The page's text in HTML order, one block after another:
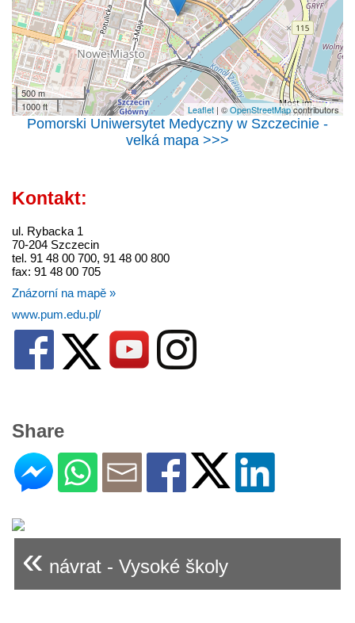
500 m
1000 ft
Leaflet | ©OpenStreetMapcontributors
Pomorski Uniwersytet Medyczny w Szczecinie -
velká mapa >>>
Kontakt:
ul. Rybacka 1
70-204 Szczecin
tel. 91 48 00 700, 91 48 00 800
fax: 91 48 00 705
Znázorní na mapě »
www.pum.edu.pl/
Share
« návrat - Vysoké školy